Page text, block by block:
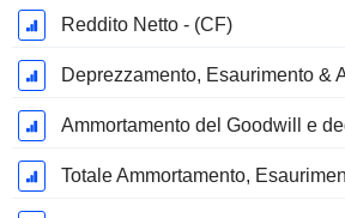
Periodo
Fiscale:
Dicembre
Reddito Netto - (CF)